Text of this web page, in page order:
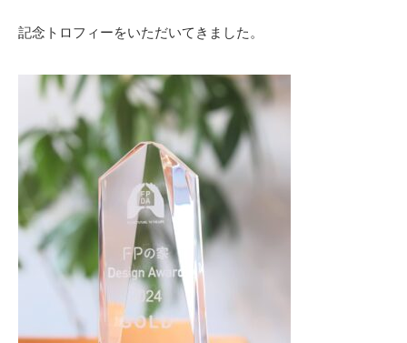
記念トロフィーをいただいてきました。